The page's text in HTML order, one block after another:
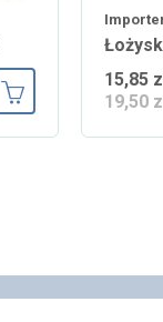
15,85
19,50